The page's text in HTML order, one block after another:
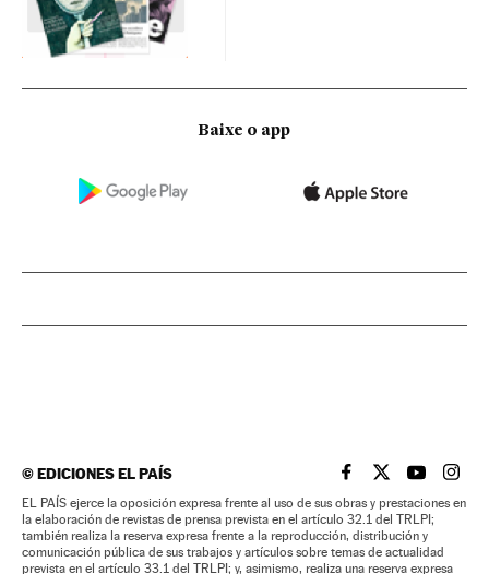
Baixe o app
©EDICIONES EL PAÍS EL PAÍS BRASIL EN
EL PAÍSEL PAÍS
EL
EL PAÍS ejerce la oposición expresa frente al uso de sus obras y prestaciones en
la elaboración de revistas de prensa prevista en el artículo 32.1 del TRLPI;
también realiza la reserva expresa frente a la reproducción, distribución y
comunicación pública de sus trabajos y artículos sobre temas de actualidad
prevista en el artículo 33.1 del TRLPI; y, asimismo, realiza una reserva expresa